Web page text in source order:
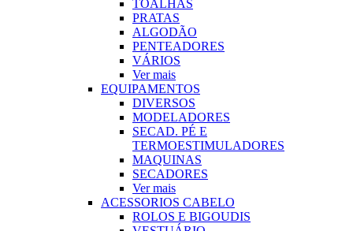
TOALHAS
PRATAS
ALGODÃO
PENTEADORES
VÁRIOS
Ver mais
EQUIPAMENTOS
DIVERSOS
MODELADORES
SECAD. PÉ E
TERMOESTIMULADORES
MAQUINAS
SECADORES
Ver mais
ACESSORIOS CABELO
ROLOS E BIGOUDIS